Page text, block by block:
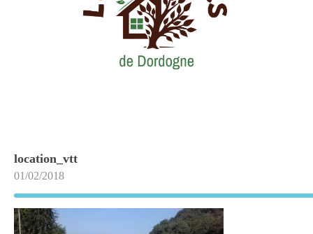
location_vtt
01/02/2018